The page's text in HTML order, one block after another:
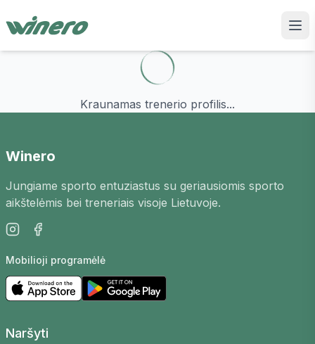
Kraunamas trenerio profilis...
Winero
Jungiame sporto entuziastus su geriausiomis sporto
aikštelėmis bei treneriais visoje Lietuvoje.
Mobilioji programėlė
Naršyti